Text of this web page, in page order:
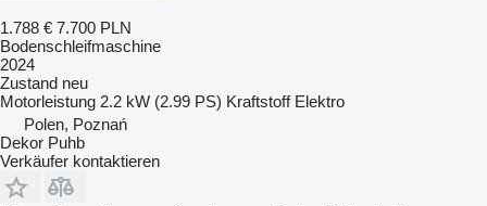
1.788 € 7.700 PLN
Bodenschleifmaschine
2024
Zustand neu
Motorleistung 2.2 kW (2.99 PS) Kraftstoff Elektro
Polen, Poznań
Dekor Puhb
Verkäufer kontaktieren